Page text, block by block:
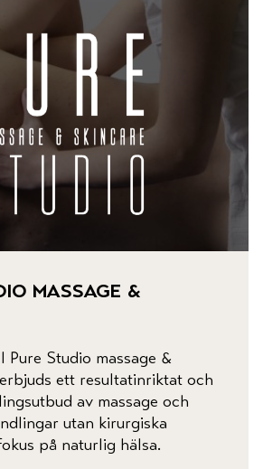
massage &
Pure Studio massage &
ett resultatinriktat och
av massage och
utan kirurgiska
på naturlig hälsa.